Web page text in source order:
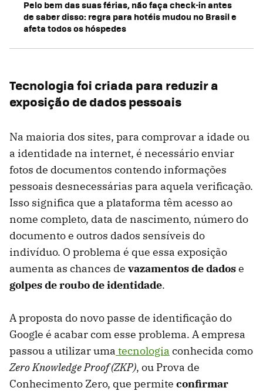
Pelo bem das suas férias, não faça check-in antes
de saber disso: regra para hotéis mudou no Brasil e
afeta todos os hóspedes
Tecnologia foi criada para reduzir a
exposição de dados pessoais
Na maioria dos sites, para comprovar a idade ou
a identidade na internet, é necessário enviar
fotos de documentos contendo informações
pessoais desnecessárias para aquela verificação.
Isso significa que a plataforma têm acesso ao
nome completo, data de nascimento, número do
documento e outros dados sensíveis do
indivíduo. O problema é que essa exposição
aumenta as chances de vazamentos de dadose
golpes de roubo de identidade.
A proposta do novo passe de identificação do
Google é acabar com esse problema. A empresa
passou a utilizar uma tecnologia conhecida como
Zero Knowledge Proof (ZKP), ou Prova de
Conhecimento Zero, que permite confirmar